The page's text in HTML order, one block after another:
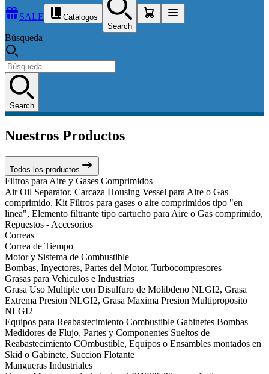
SALE
Catálogos
Search
Búsqueda
Search
Nuestros Productos
Todos los productos
Filtros para Aire y Gases Comprimidos
Air Oil Separator, Carcaza Housing Vessel para Aire o Gas
comprimido, Kit Filtros para gases o aire comprimidos tipo "en
linea", Elemento filtrante tipo cartucho para Aire o Gas comprimido,
Repuestos - Accesorios
Correas
Correa de Tiempo
Motor y Sistema de Combustible
Bombas, Inyectores, Partes del Motor, Turbocompresores
Grasas para Vehiculos e Industrias
Grasa Uso Multiple con Disulfuro de Molibdeno NLGI2, Grasa
Extrema Presion NLGI2, Grasa Maxima Presion Multiproposito
NLGI2
Equipos para Reabastecimiento Combustible Gabinetes Bombas
Medidores de Flujo, Partes y Componentes Sueltos de
Reabastecimiento COmbustible, Equipos o Ensambles montados en
Skid o Gabinete, Succion Flotante
Mangueras Industriales